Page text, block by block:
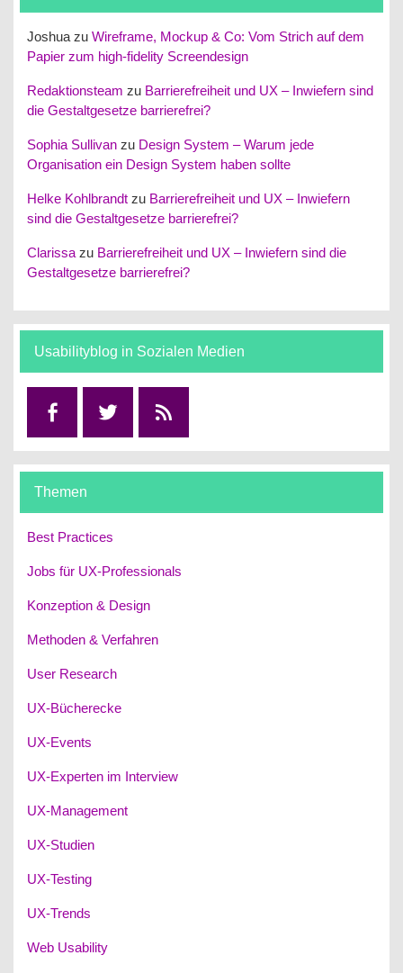
Joshua zuWireframe, Mockup & Co: Vom Strich auf dem
Papier zum high-fidelity Screendesign
Redaktionsteam zu Barrierefreiheit und UX – Inwiefern sind
die Gestaltgesetze barrierefrei?
Sophia Sullivan zu Design System – Warum jede
Organisation ein Design System haben sollte
Helke Kohlbrandt zu Barrierefreiheit und UX – Inwiefern
sind die Gestaltgesetze barrierefrei?
Clarissa zu Barrierefreiheit und UX – Inwiefern sind die
Gestaltgesetze barrierefrei?
Usabilityblog in Sozialen Medien
Themen
Best Practices
Jobs für UX-Professionals
Konzeption & Design
Methoden & Verfahren
User Research
UX-Bücherecke
UX-Events
UX-Experten im Interview
UX-Management
UX-Studien
UX-Testing
UX-Trends
Web Usability